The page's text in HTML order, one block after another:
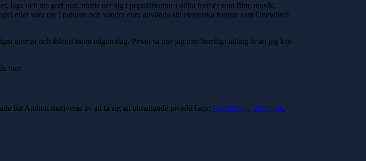
laga och äta god mat, nörda ner sig i populärkultur i olika former som film, musik,
eller vara ute i naturen och vandra eller använda sitt elektriska fordon som Onewheel
timmar och ibland inom någon dag. Privat så tror jag min hemliga talang är att jag kan
mer.
för Anthon motiveras av att ta sig an utmanande projektTags: Karlskrona, softhouse,